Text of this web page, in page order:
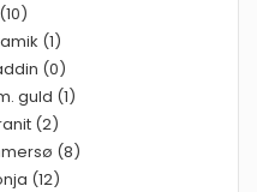
(1)
(0)
guld (1)
(2)
(8)
(12)